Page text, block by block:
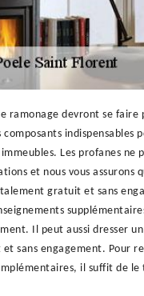
ramonage devront se faire
composants indispensables
Les profanes ne
et nous vous assurons
gratuit et sans
Il peut aussi dresser un
sans engagement. Pour
il suffit de le